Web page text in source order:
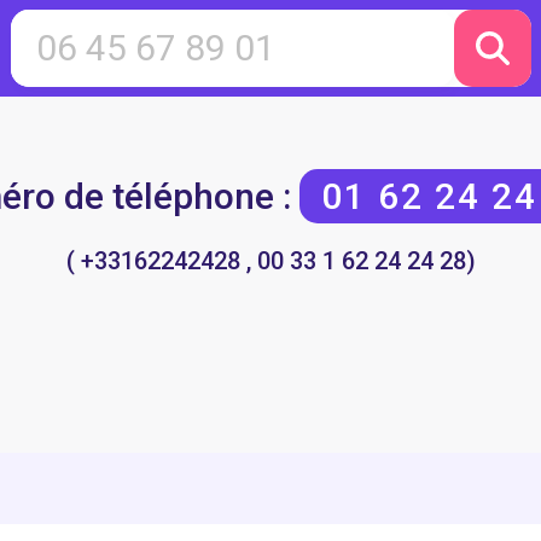
de téléphone : 01 62 24
( +33162242428 , 00 33 1 62 24 24 28)